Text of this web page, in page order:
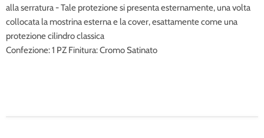
alla serratura - Tale protezione si presenta esternamente, una volta
collocata la mostrina esterna e la cover, esattamente come una
protezione cilindro classica
Confezione: 1 PZ Finitura: Cromo Satinato